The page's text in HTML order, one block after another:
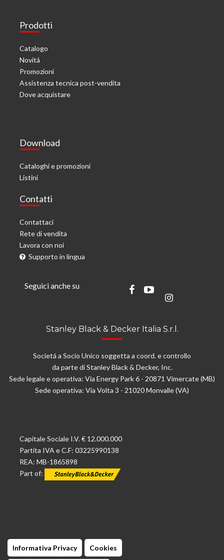
Prodotti
Catalogo
Novitá
Promozioni
Assistenza tecnica post-vendita
Dove acquistare
Download
Cataloghi e promozioni
Listini
Contatti
Contattaci
Rete di vendita
Lavora con noi
Supporto in lingua
Seguici anche su
Stanley Black & Decker Italia S.r.l.
Societá a Socio Unico soggetta a coord. e controllo
da parte di Stanley Black & Decker, Inc.
Sede legale e operativa: Via Energy Park 6 - 20871 Vimercate (MB)
Sede operativa: Via Volta 3 - 21020 Monvalle (VA)
Capitale Sociale I.V. € 12.000.000
Partita IVA e C.F: 03225990138
REA: MB-1865898
Part of:
Informativa Privacy Cookies